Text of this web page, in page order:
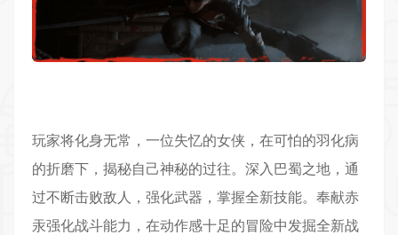
玩家将化身无常，一位失忆的女侠，在可怕的羽化病
的折磨下，揭秘自己神秘的过往。深入巴蜀之地，通
过不断击败敌人，强化武器，掌握全新技能。奉献赤
汞强化战斗能力，在动作感十足的冒险中发掘全新战